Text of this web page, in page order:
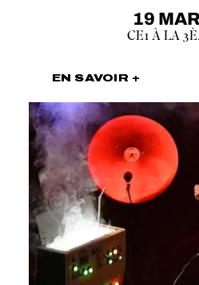
19
CE1 À LA
EN SAVOIR +